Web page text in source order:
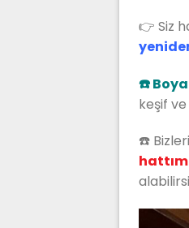
👉 Siz
☎️
keşif
☎️ Bizleri